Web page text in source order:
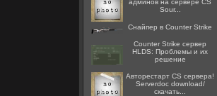
админов на сервере CS
Sour...
Снайпер в Counter Strike
Counter Strike сервер
HLDS: Проблемы и их
решение
Авторестарт CS сервера!
Serverdoc download/
скачать...